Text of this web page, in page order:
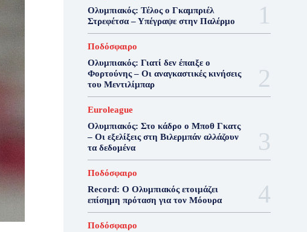
Ολυμπιακός: Τέλος ο Γκαμπριέλ
Στρεφέτσα – Υπέγραψε στην Παλέρμο
Ποδόσφαιρο
Ολυμπιακός: Γιατί δεν έπαιξε ο
Φορτούνης – Οι αναγκαστικές κινήσεις
του Μεντιλίμπαρ
Euroleague
Ολυμπιακός: Στο κάδρο ο Μποθ Γκατς
– Οι εξελίξεις στη Βιλερμπάν αλλάζουν
τα δεδομένα
Ποδόσφαιρο
Record: Ο Ολυμπιακός ετοιμάζει
επίσημη πρόταση για τον Μόουρα
Ποδόσφαιρο